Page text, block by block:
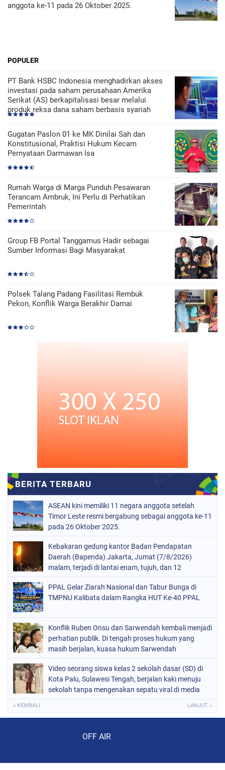
anggota ke-11 pada 26 Oktober 2025.
POPULER
PT Bank HSBC Indonesia menghadirkan akses
investasi pada saham perusahaan Amerika
Serikat (AS) berkapitalisasi besar melalui
produk reksa dana saham berbasis syariah
Gugatan Paslon 01 ke MK Dinilai Sah dan
Konstitusional, Praktisi Hukum Kecam
Pernyataan Darmawan Isa
Rumah Warga di Marga Punduh Pesawaran
Terancam Ambruk, Ini Perlu di Perhatikan
Pemerintah
Group FB Portal Tanggamus Hadir sebagai
Sumber Informasi Bagi Masyarakat
Polsek Talang Padang Fasilitasi Rembuk
Pekon, Konflik Warga Berakhir Damai
ASEAN kini memiliki 11 negara anggota setelah
Timor Leste resmi bergabung sebagai anggota ke-11
pada 26 Oktober 2025.
Kebakaran gedung kantor Badan Pendapatan
Daerah (Bapenda) Jakarta, Jumat (7/8/2026)
malam, terjadi di lantai enam, tujuh, dan 12
PPAL Gelar Ziarah Nasional dan Tabur Bunga di
TMPNU Kalibata dalam Rangka HUT Ke-40 PPAL
Konflik Ruben Onsu dan Sarwendah kembali menjadi
perhatian publik. Di tengah proses hukum yang
masih berjalan, kuasa hukum Sarwendah
Video seorang siswa kelas 2 sekolah dasar (SD) di
Kota Palu, Sulawesi Tengah, berjalan kaki menuju
sekolah tanpa mengenakan sepatu viral di media
« KEMBALI LANJUT »
OFF AIR